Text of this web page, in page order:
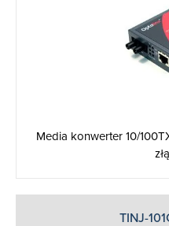
Media konwerter 10/
TINJ-